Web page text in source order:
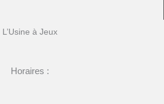
L’Usine à Jeux
Horaires :